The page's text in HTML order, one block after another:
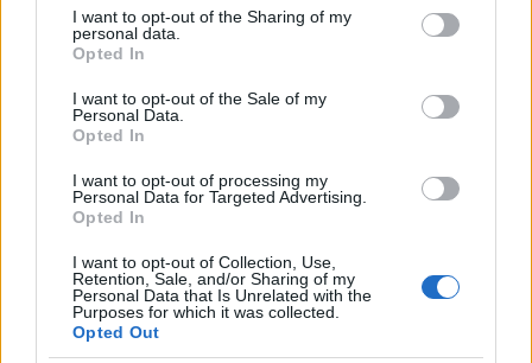
not limited to your visit or usage behaviour. You may click to
grant or deny consent to Google and its third-party tags to
use your data for below specified purposes in below Google
consent section.
I want to opt-out of the Sharing of my
personal data.
Opted In
I want to opt-out of the Sale of my
Personal Data.
Opted In
I want to opt-out of processing my
Personal Data for Targeted Advertising.
Opted In
I want to opt-out of Collection, Use,
Retention, Sale, and/or Sharing of my
Personal Data that Is Unrelated with the
Purposes for which it was collected.
Opted Out
δημιουργίας οικοσυστημάτων, μέσα από τα
οποία θα αντιμετωπιστούν οι προκλήσεις που
επιχειρήσεις. Ειδικότερα, στην μελέτη της
Accenture καταγράφεται ότι το 57% των
εταιρειών κρίνουν ως κεντρικό το ρόλο του
οικοσυστήματος, εκτιμώντας ότι οι συνεργασίες
εντός του κλάδου τους για τη δημιουργία ενός
τέτοιου οικοσυστήματος θα είναι επωφελείς για
όλους τους συμμετέχοντες, μεγιστοποιώντας την
αξία του δικτύου.